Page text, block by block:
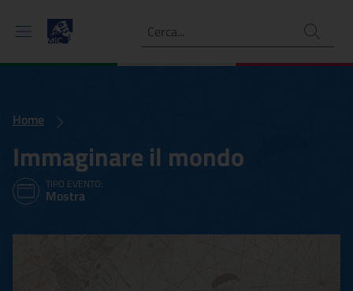
Ricerca
Home
Immaginare il mondo
TIPO EVENTO:
Mostra